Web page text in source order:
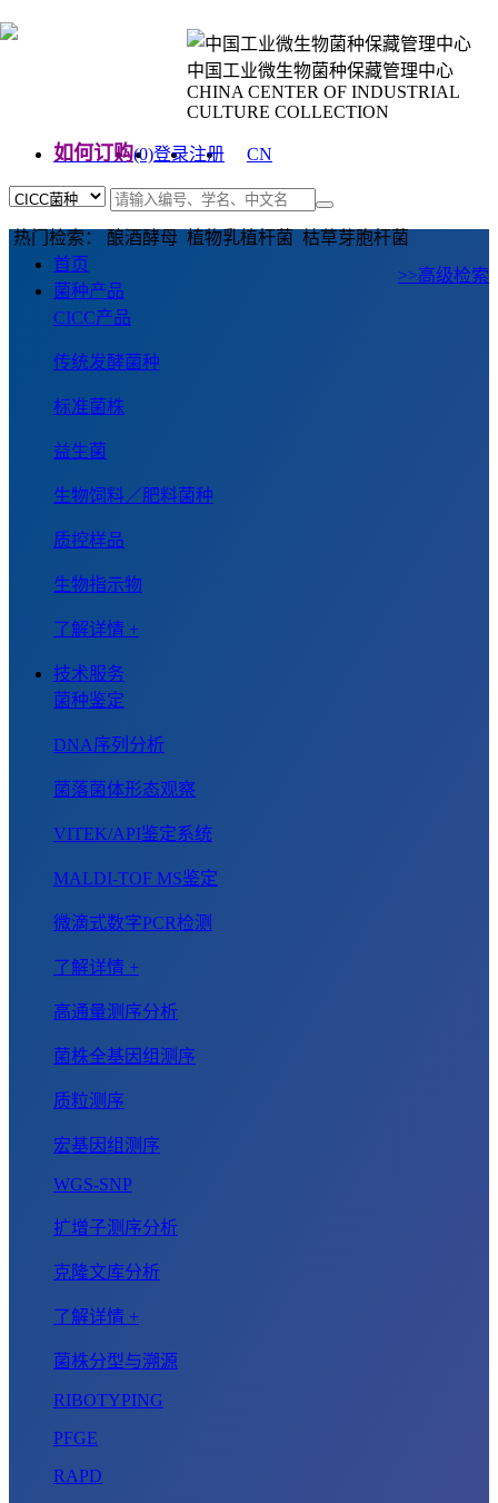
中国工业微生物菌种保藏管理中心
CHINA CENTER OF INDUSTRIAL
CULTURE COLLECTION
如何订购(0)登录注册
CN
热门检索： 酿酒酵母 植物乳植杆菌 枯草芽胞杆菌
>>高级检索
首页
菌种产品
CICC产品
传统发酵菌种
标准菌株
益生菌
生物饲料／肥料菌种
质控样品
生物指示物
了解详情 +
技术服务
菌种鉴定
DNA序列分析
菌落菌体形态观察
VITEK/API鉴定系统
MALDI-TOF MS鉴定
微滴式数字PCR检测
了解详情 +
高通量测序分析
菌株全基因组测序
质粒测序
宏基因组测序
WGS-SNP
扩增子测序分析
克隆文库分析
了解详情 +
菌株分型与溯源
RIBOTYPING
PFGE
RAPD